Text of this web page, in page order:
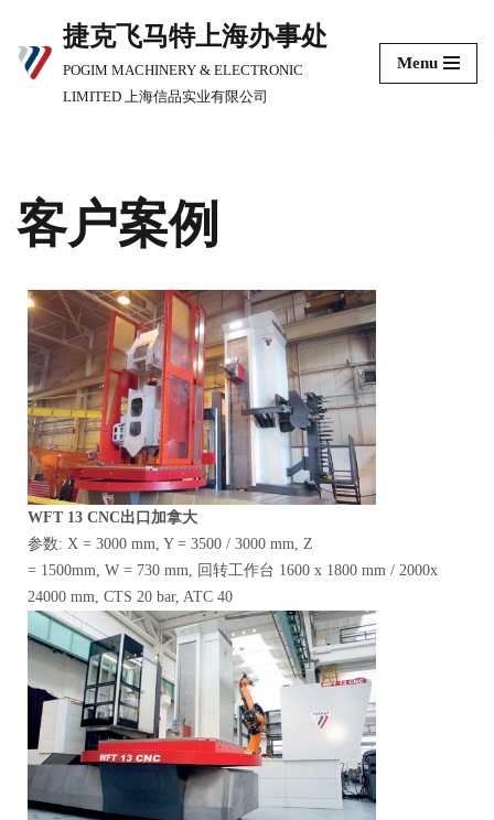
跳
捷克飞马特上海办事处
POGIM MACHINERY & ELECTRONIC
LIMITED 上海信品实业有限公司
Menu
客户案例
WFT 13 CNC出口加拿大
参数: X = 3000 mm, Y = 3500 / 3000 mm, Z
= 1500mm, W = 730 mm, 回转工作台 1600 x 1800 mm / 2000x
24000 mm, CTS 20 bar, ATC 40